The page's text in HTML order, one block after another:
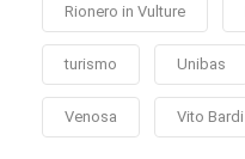
Rionero in Vulture
turismo Unibas
Venosa Vito Bardi